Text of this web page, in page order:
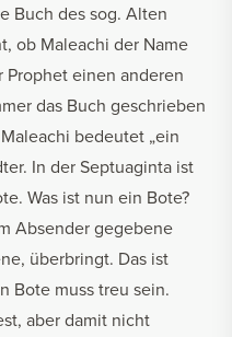
Buch des sog. Alten
ob Maleachi der Name
Prophet einen anderen
das Buch geschrieben
bedeutet „ein
In der Septuaginta ist
Was ist nun ein Bote?
Absender gegebene
überbringt. Das ist
Bote muss treu sein.
aber damit nicht